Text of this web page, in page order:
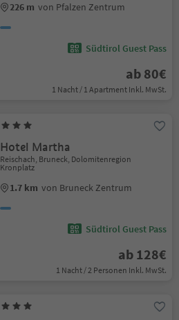
226 m von Pfalzen Zentrum
Südtirol Guest Pass
ab 80€
1 Nacht / 1 Apartment Inkl. MwSt.
Hotel Martha
Reischach, Bruneck, Dolomitenregion
Kronplatz
1.7 km von Bruneck Zentrum
Südtirol Guest Pass
ab 128€
1 Nacht / 2 Personen Inkl. MwSt.